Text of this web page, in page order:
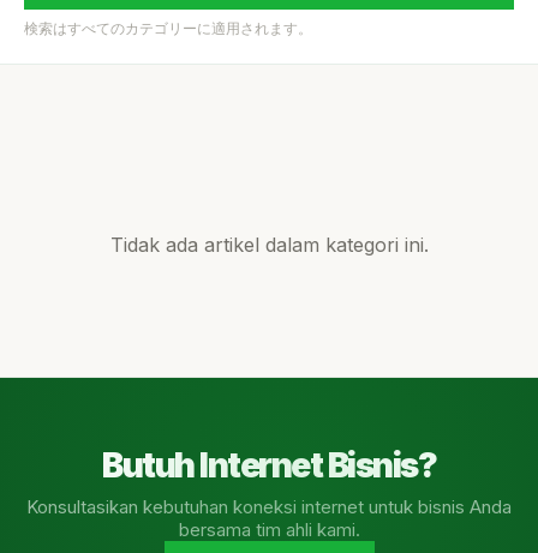
検索はすべてのカテゴリーに適用されます。
Tidak ada artikel dalam kategori ini.
Butuh Internet Bisnis?
Konsultasikan kebutuhan koneksi internet untuk bisnis Anda
bersama tim ahli kami.